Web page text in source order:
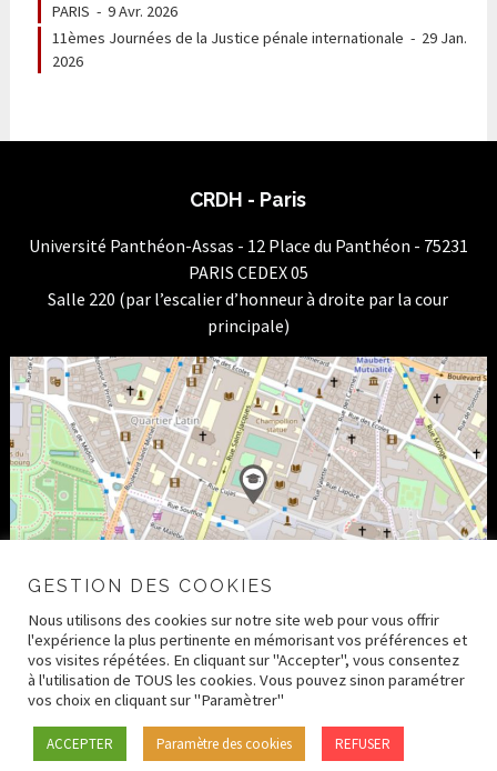
PARIS - 9 Avr. 2026
11èmes Journées de la Justice pénale internationale - 29 Jan.
2026
CRDH - Paris
Université Panthéon-Assas - 12 Place du Panthéon - 75231
PARIS CEDEX 05
Salle 220 (par l’escalier d’honneur à droite par la cour
principale)
© 2026 CRDH – Paris Human Rights Center –Mentions
légales
–Crédits–Politique de confidentialité
GESTION DES COOKIES
Nous utilisons des cookies sur notre site web pour vous offrir
l'expérience la plus pertinente en mémorisant vos préférences et
vos visites répétées. En cliquant sur "Accepter", vous consentez
à l'utilisation de TOUS les cookies. Vous pouvez sinon paramétrer
vos choix en cliquant sur "Paramètrer"
ACCEPTER Paramètre des cookies REFUSER